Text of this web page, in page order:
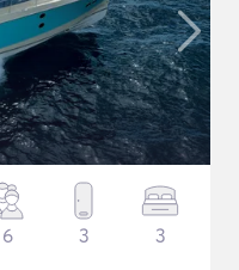
6 3 3